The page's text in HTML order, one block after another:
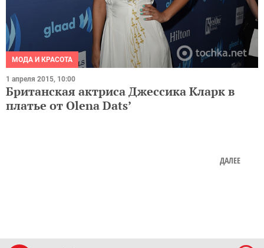
МОДА И КРАСОТА
1 апреля 2015, 10:00
Британская актриса Джессика Кларк в
платье от Olena Dats’
ДАЛЕЕ